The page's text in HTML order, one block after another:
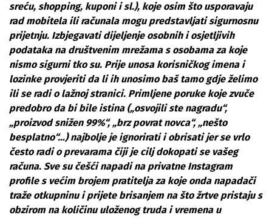
sreću, shopping, kuponi i sl.), koje osim što usporavaju
rad mobitela ili računala mogu predstavljati sigurnosnu
prijetnju. Izbjegavati dijeljenje osobnih i osjetljivih
podataka na društvenim mrežama s osobama za koje
nismo sigurni tko su. Prije unosa korisničkog imena i
lozinke provjeriti da li ih unosimo baš tamo gdje želimo
ili se radi o lažnoj stranici. Primljene poruke koje zvuče
predobro da bi bile istina („osvojili ste nagradu“,
„proizvod snižen 99%“, „brz povrat novca“, „nešto
besplatno“…) najbolje je ignorirati i obrisati jer se vrlo
često radi o prevarama čiji je cilj dokopati se vašeg
računa. Sve su češći napadi na privatne Instagram
profile s većim brojem pratitelja za koje onda napadači
traže otkupninu i prijete brisanjem na što žrtve pristaju s
obzirom na količinu uloženog truda i vremena u